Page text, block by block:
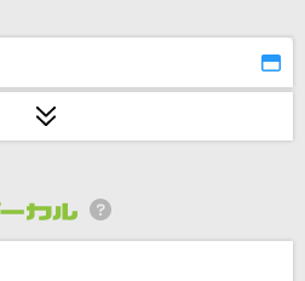
プバージョン)